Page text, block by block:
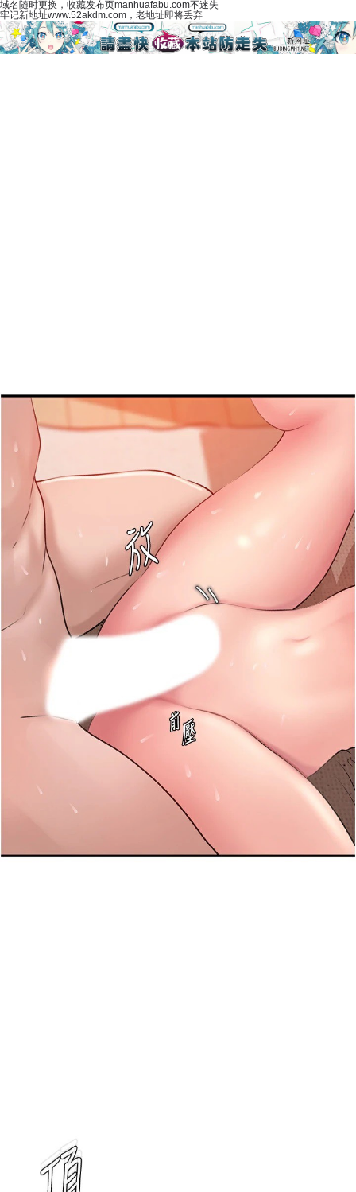
域名随时更换，收藏发布页manhuafabu.com不迷失
牢记新地址www.52akdm.com，老地址即将丢弃